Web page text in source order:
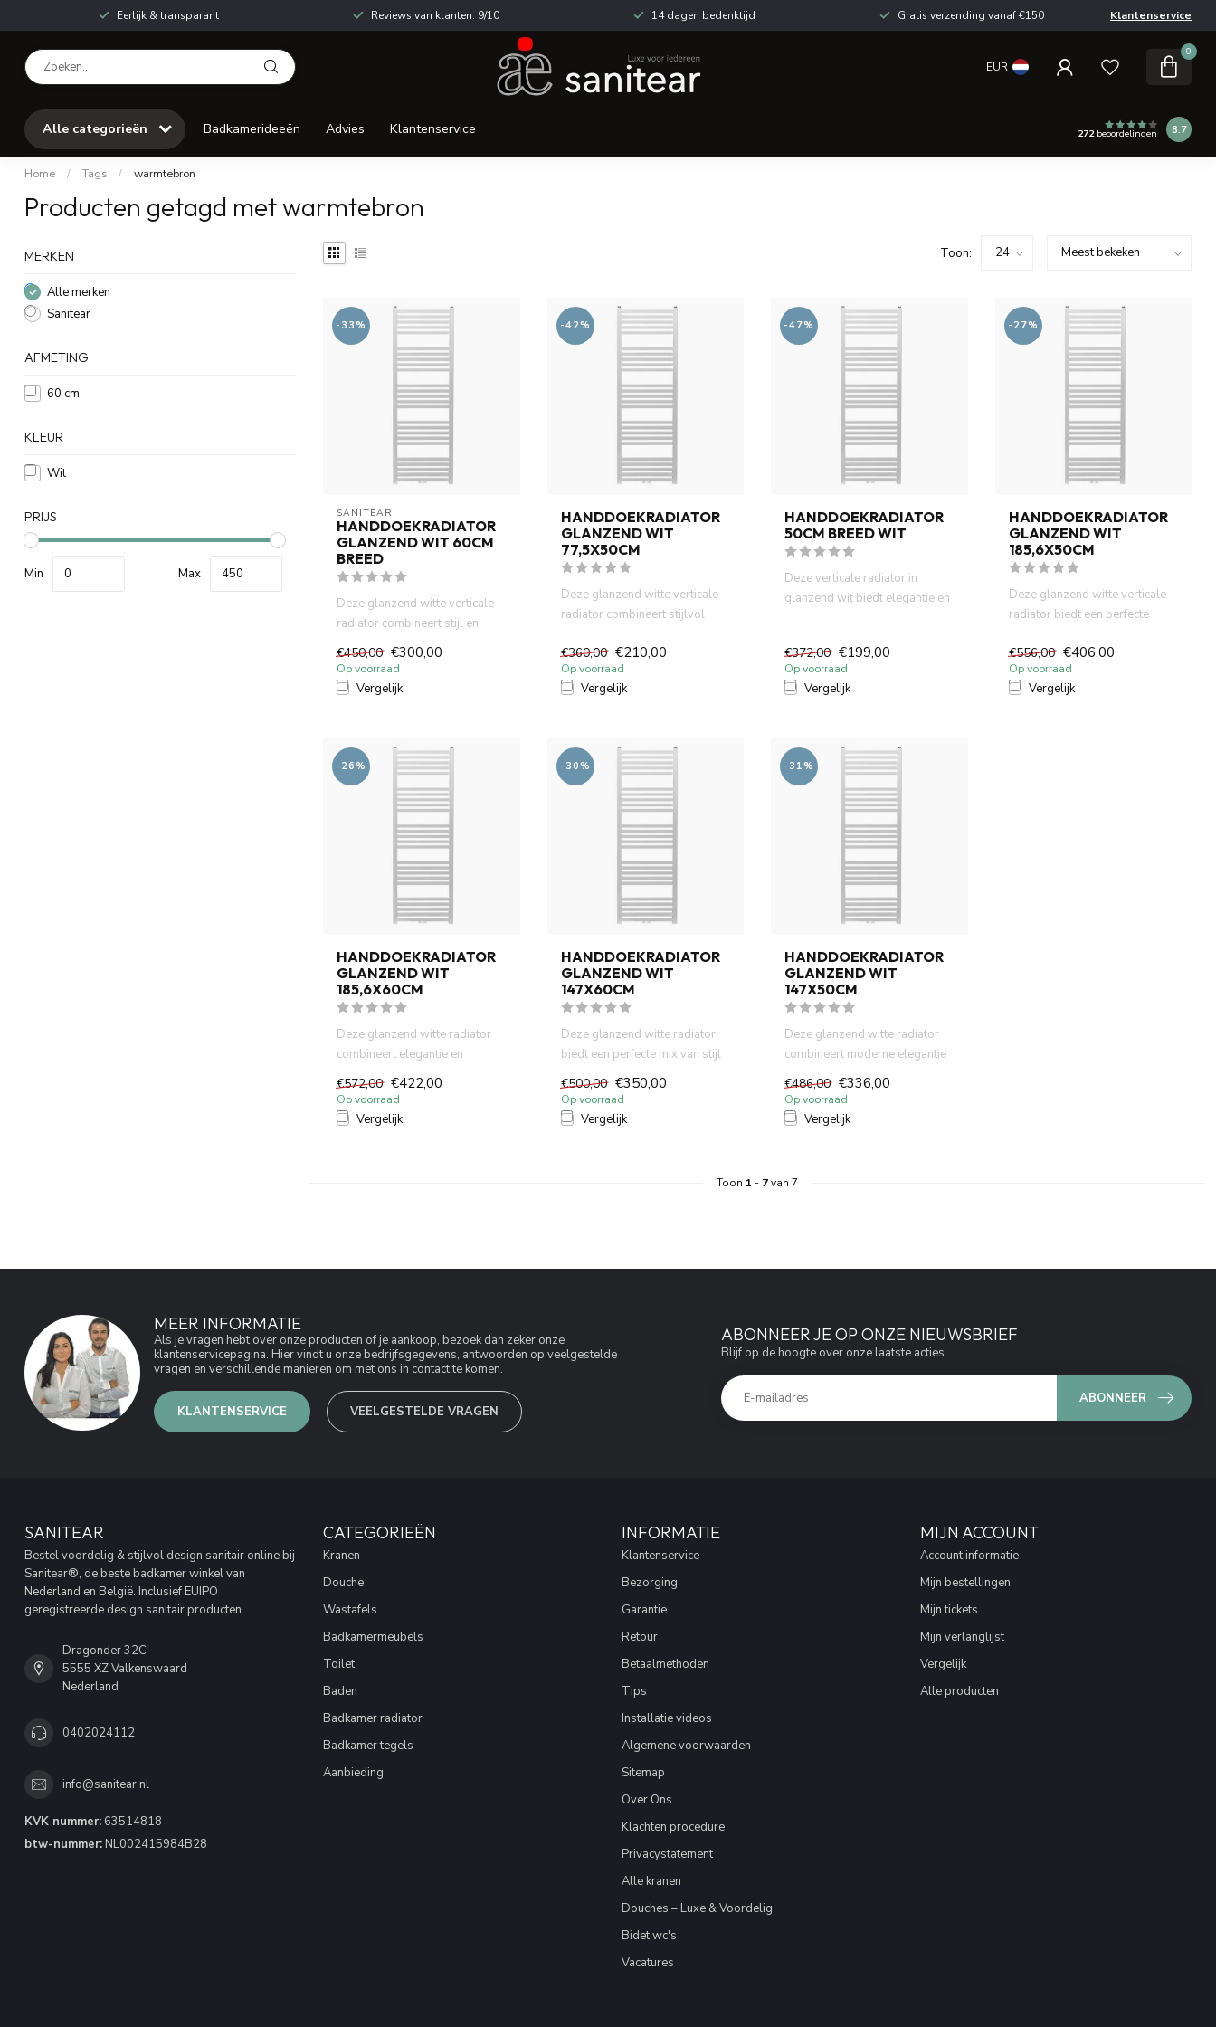
Eerlijk & transparant Reviews van klanten: 9/10 14 dagen bedenktijd Gratis verzending vanaf €150 Klantenservice
EUR
0
Alle categorieën Badkamerideeën Advies Klantenservice 272beoordelingen 8.7
Home / Tags / warmtebron
Producten getagd met warmtebron
MERKEN
Alle merken
Sanitear
AFMETING
60 cm
KLEUR
Wit
PRIJS
Min Max
Toon:
-33%
SANITEAR
HANDDOEKRADIATOR
GLANZEND WIT 60CM
BREED
Deze glanzend witte verticale
radiator combineert stijl en
€450,00 €300,00
Op voorraad
Vergelijk
-42%
HANDDOEKRADIATOR
GLANZEND WIT
77,5X50CM
Deze glanzend witte verticale
radiator combineert stijlvol
€360,00 €210,00
Op voorraad
Vergelijk
-47%
HANDDOEKRADIATOR
50CM BREED WIT
Deze verticale radiator in
glanzend wit biedt elegantie en
€372,00 €199,00
Op voorraad
Vergelijk
-27%
HANDDOEKRADIATOR
GLANZEND WIT
185,6X50CM
Deze glanzend witte verticale
radiator biedt een perfecte
€556,00 €406,00
Op voorraad
Vergelijk
-26%
HANDDOEKRADIATOR
GLANZEND WIT
185,6X60CM
Deze glanzend witte radiator
combineert elegantie en
praktisch gemak. Het slanke...
€572,00 €422,00
Op voorraad
Vergelijk
-30%
HANDDOEKRADIATOR
GLANZEND WIT
147X60CM
Deze glanzend witte radiator
biedt een perfecte mix van stijl
en functionaliteit...
€500,00 €350,00
Op voorraad
Vergelijk
-31%
HANDDOEKRADIATOR
GLANZEND WIT
147X50CM
Deze glanzend witte radiator
combineert moderne elegantie
met efficiënte verwarm...
€486,00 €336,00
Op voorraad
Vergelijk
Toon 1 - 7van 7
MEER INFORMATIE
Als je vragen hebt over onze producten of je aankoop, bezoek dan zeker onze
klantenservicepagina. Hier vindt u onze bedrijfsgegevens, antwoorden op veelgestelde
vragen en verschillende manieren om met ons in contact te komen.
KLANTENSERVICE VEELGESTELDE VRAGEN
ABONNEER JE OP ONZE NIEUWSBRIEF
Blijf op de hoogte over onze laatste acties
ABONNEER
SANITEAR
Bestel voordelig & stijlvol design sanitair online bij
Sanitear®, de beste badkamer winkel van
Nederland en België. Inclusief EUIPO
geregistreerde design sanitair producten.
Dragonder 32C
5555 XZ Valkenswaard
Nederland
0402024112
info@sanitear.nl
KVK nummer: 63514818
btw-nummer: NL002415984B28
CATEGORIEËN
Kranen
Douche
Wastafels
Badkamermeubels
Toilet
Baden
Badkamer radiator
Badkamer tegels
Aanbieding
INFORMATIE
Klantenservice
Bezorging
Garantie
Retour
Betaalmethoden
Tips
Installatie videos
Algemene voorwaarden
Sitemap
Over Ons
Klachten procedure
Privacystatement
Alle kranen
Douches – Luxe & Voordelig
Bidet wc's
Vacatures
MIJN ACCOUNT
Account informatie
Mijn bestellingen
Mijn tickets
Mijn verlanglijst
Vergelijk
Alle producten